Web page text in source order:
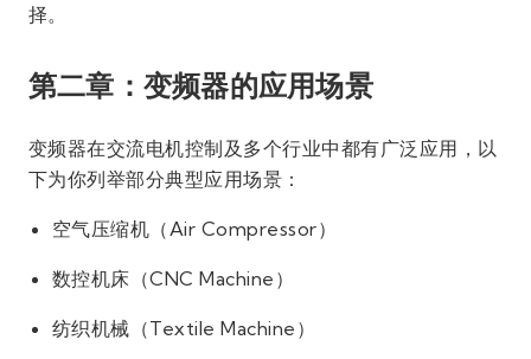
择。
第二章：变频器的应用场景
变频器在交流电机控制及多个行业中都有广泛应用，以
下为你列举部分典型应用场景：
空气压缩机（Air Compressor）
数控机床（CNC Machine）
纺织机械（Textile Machine）